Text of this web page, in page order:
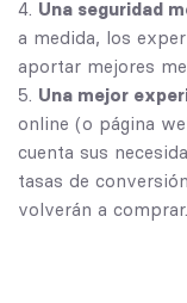
Una seguridad
a medida, los
aportar mejores
Una mejor
online (o página
cuenta sus
tasas de
volverán a comprar.